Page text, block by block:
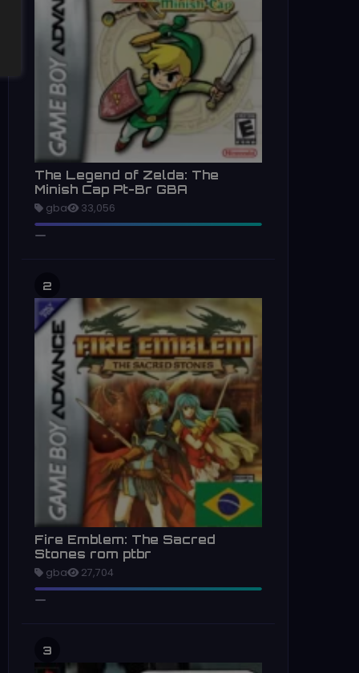
The Legend of Zelda: The
Minish Cap Pt-Br GBA
gba 33,056
2
Fire Emblem: The Sacred
Stones rom ptbr
gba 27,704
3